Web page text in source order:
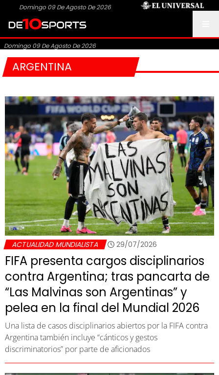
Domingo 09 De Agosto De 2026
Domingo 09 De Agosto De 2026
ARGENTINA
ACTUALIDAD MUNDIALISTA 29/07/2026
FIFA presenta cargos disciplinarios
contra Argentina; tras pancarta de
“Las Malvinas son Argentinas” y
pelea en la final del Mundial 2026
Una lista de casos disciplinarios abiertos por la FIFA contra
Argentina también incluye “cánticos y gestos
discriminatorios” por parte de aficionados